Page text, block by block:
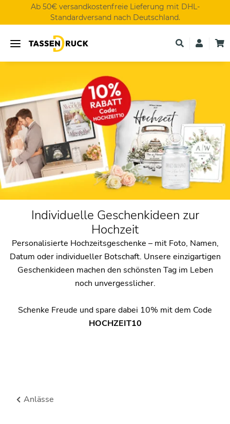
Ab 50€ versandkostenfreie Lieferung mit DHL-
Standardversand nach Deutschland.
Individuelle Geschenkideen zur
Hochzeit
Personalisierte Hochzeitsgeschenke – mit Foto, Namen,
Datum oder individueller Botschaft. Unsere einzigartigen
Geschenkideen machen den schönsten Tag im Leben
noch unvergesslicher.
Schenke Freude und spare dabei 10% mit dem Code
HOCHZEIT10
Anlässe